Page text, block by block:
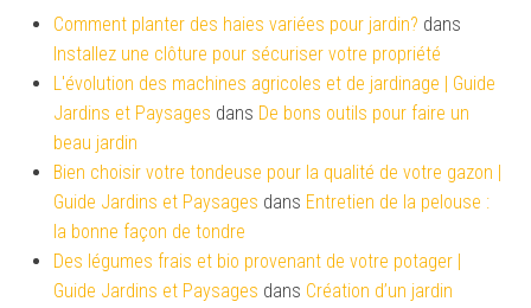
Comment planter des haies variées pour jardin? dans
Installez une clôture pour sécuriser votre propriété
L'évolution des machines agricoles et de jardinage | Guide
Jardins et Paysages dans De bons outils pour faire un
beau jardin
Bien choisir votre tondeuse pour la qualité de votre gazon |
Guide Jardins et Paysages dans Entretien de la pelouse :
la bonne façon de tondre
Des légumes frais et bio provenant de votre potager |
Guide Jardins et Paysages dans Création d’un jardin